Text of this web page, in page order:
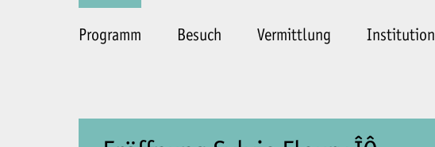
Programm Besuch Vermittlung Institution